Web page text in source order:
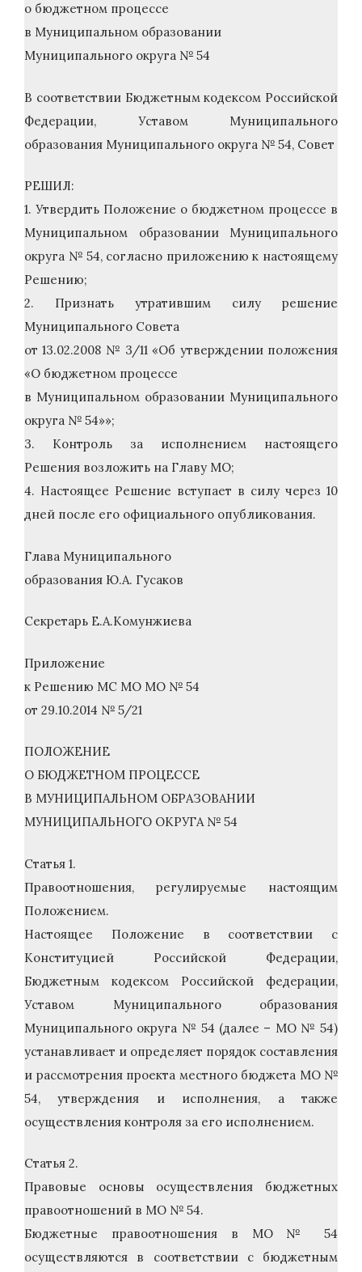
о бюджетном процессе
в Муниципальном образовании
Муниципального округа № 54
В соответствии Бюджетным кодексом Российской
Федерации, Уставом Муниципального
образования Муниципального округа № 54, Совет
РЕШИЛ:
1. Утвердить Положение о бюджетном процессе в
Муниципальном образовании Муниципального
округа № 54, согласно приложению к настоящему
Решению;
2. Признать утратившим силу решение
Муниципального Совета
от 13.02.2008 № 3/11 «Об утверждении положения
«О бюджетном процессе
в Муниципальном образовании Муниципального
округа № 54»»;
3. Контроль за исполнением настоящего
Решения возложить на Главу МО;
4. Настоящее Решение вступает в силу через 10
дней после его официального опубликования.
Глава Муниципального
образования Ю.А. Гусаков
Секретарь Е.А.Комунжиева
Приложение
к Решению МС МО МО № 54
от 29.10.2014 № 5/21
ПОЛОЖЕНИЕ
О БЮДЖЕТНОМ ПРОЦЕССЕ
В МУНИЦИПАЛЬНОМ ОБРАЗОВАНИИ
МУНИЦИПАЛЬНОГО ОКРУГА № 54
Статья 1.
Правоотношения, регулируемые настоящим
Положением.
Настоящее Положение в соответствии с
Конституцией Российской Федерации,
Бюджетным кодексом Российской федерации,
Уставом Муниципального образования
Муниципального округа № 54 (далее – МО № 54)
устанавливает и определяет порядок составления
и рассмотрения проекта местного бюджета МО №
54, утверждения и исполнения, а также
осуществления контроля за его исполнением.
Статья 2.
Правовые основы осуществления бюджетных
правоотношений в МО № 54.
Бюджетные правоотношения в МО № 54
осуществляются в соответствии с бюджетным